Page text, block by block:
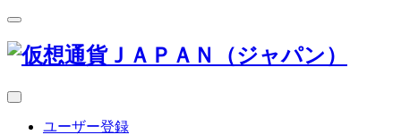
ユーザー登録